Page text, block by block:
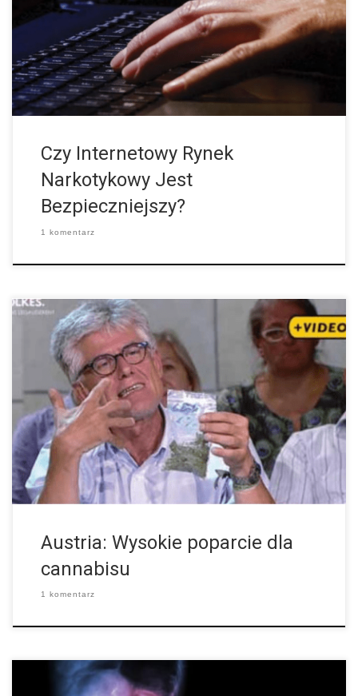
rzeczy – pierwszą jest legalizacja a drugą handel narkotykami
przez internet. Zalety legalizacji marihuany są chyba wszystkim
dobrze znane, jednak sprzedaż […]
Czy Internetowy Rynek
Narkotykowy Jest
Bezpieczniejszy?
1 komentarz
Polityka cannabisowa w Austrii to porażka! Zdaniem
przewodniczącego Instytutu Konopnego, Toniego Straka,
austriacka polityka cannabisowa to jedna wielka porażka,
ponieważ chorzy ludzie nadal muszą liczyć się z karą
pozbawienia wolności […]
Austria: Wysokie poparcie dla
cannabisu
1 komentarz